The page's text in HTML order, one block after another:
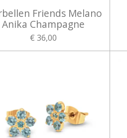
Friends Melano
Anika Champagne
€ 36,00